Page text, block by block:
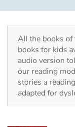
Home
Tales and classics
Fable, myth,
All the books of
books for kids
audio version
our reading
stories a
adapted for